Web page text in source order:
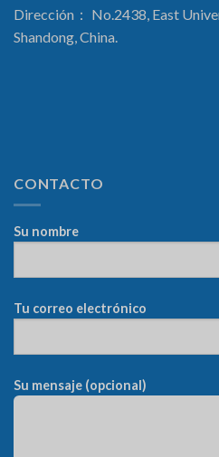
Dirección： No.2438, East
Shandong, China.
CONTACTO
Su nombre
Tu correo electrónico
Su mensaje (opcional)